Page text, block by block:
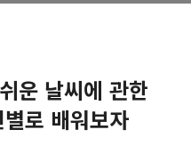
운 날씨에 관한
로 배워보자